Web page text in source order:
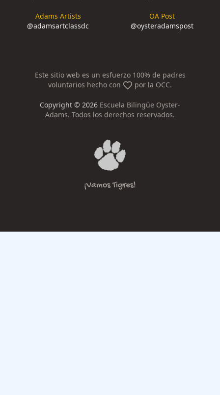
Adams Artists
@adamsartclassdc
OA Post
@oysteradamspost
Este sitio web es un esfuerzo 100% de padres
voluntarios hecho con
por la OCC.
Copyright © 2026 Escuela Bilingüe Oyster-
Adams. Todos los derechos reservados.
¡Vamos Tigres!